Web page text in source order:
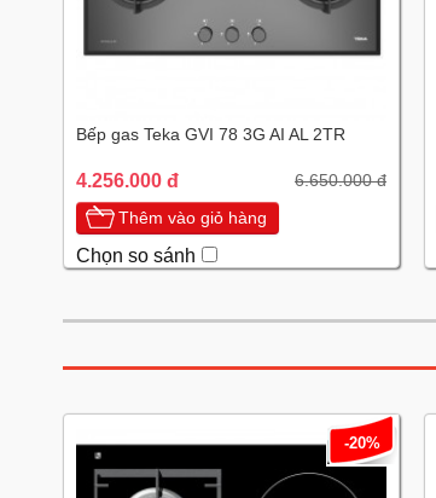
Bếp gas Teka GVI 78 3G AI AL 2TR
4.256.000 đ 6.650.000 đ
Thêm vào giỏ hàng
Chọn so sánh
-20%